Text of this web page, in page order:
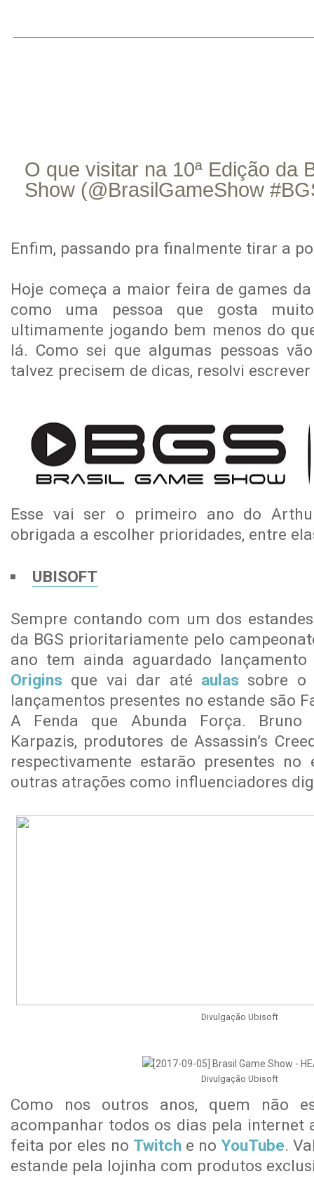
O que visitar na 10ª Edição da
Show (@BrasilGameShow
Enfim, passando pra finalmente tirar a
Hoje começa a maior feira de games
como uma pessoa que gosta
ultimamente jogando bem menos do
lá. Como sei que algumas pessoas
talvez precisem de dicas, resolvi
Esse vai ser o primeiro ano do
obrigada a escolher prioridades, entre
UBISOFT
Sempre contando com um dos
da BGS prioritariamente pelo
ano tem ainda aguardado
Origins que vai dar até aulas sobre o
lançamentos presentes no estande são
A Fenda que Abunda Força. Bruno
Karpazis, produtores de Assassin’s
respectivamente estarão presentes no
outras atrações como influenciadores
Divulgação Ubisoft
Divulgação Ubisoft
Como nos outros anos, quem não
acompanhar todos os dias pela internet
feita por eles no Twitch e no YouTube.
estande pela lojinha com produtos